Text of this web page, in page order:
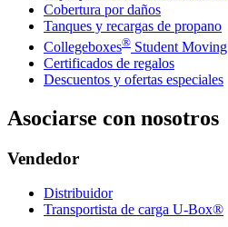
Cobertura por daños
Tanques y recargas de propano
Collegeboxes® Student Moving
Certificados de regalos
Descuentos y ofertas especiales
Asociarse con nosotros
Vendedor
Distribuidor
Transportista de carga U-Box®